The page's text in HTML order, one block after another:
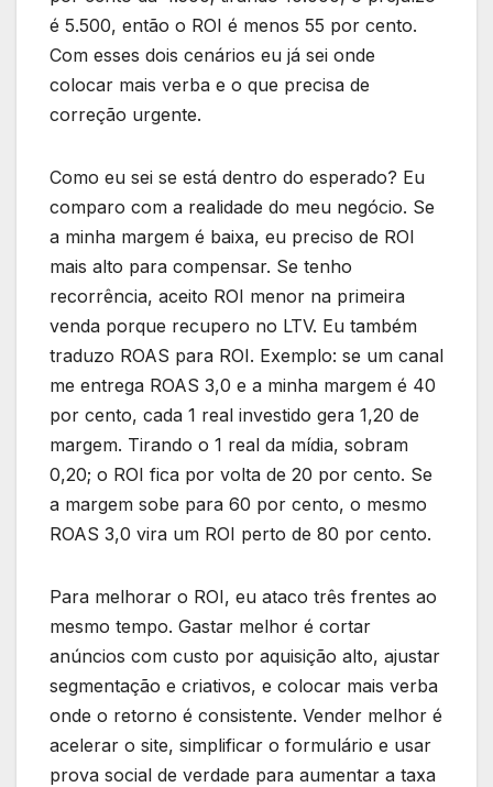
é 5.500, então o ROI é menos 55 por cento.
Com esses dois cenários eu já sei onde
colocar mais verba e o que precisa de
correção urgente.
Como eu sei se está dentro do esperado? Eu
comparo com a realidade do meu negócio. Se
a minha margem é baixa, eu preciso de ROI
mais alto para compensar. Se tenho
recorrência, aceito ROI menor na primeira
venda porque recupero no LTV. Eu também
traduzo ROAS para ROI. Exemplo: se um canal
me entrega ROAS 3,0 e a minha margem é 40
por cento, cada 1 real investido gera 1,20 de
margem. Tirando o 1 real da mídia, sobram
0,20; o ROI fica por volta de 20 por cento. Se
a margem sobe para 60 por cento, o mesmo
ROAS 3,0 vira um ROI perto de 80 por cento.
Para melhorar o ROI, eu ataco três frentes ao
mesmo tempo. Gastar melhor é cortar
anúncios com custo por aquisição alto, ajustar
segmentação e criativos, e colocar mais verba
onde o retorno é consistente. Vender melhor é
acelerar o site, simplificar o formulário e usar
prova social de verdade para aumentar a taxa